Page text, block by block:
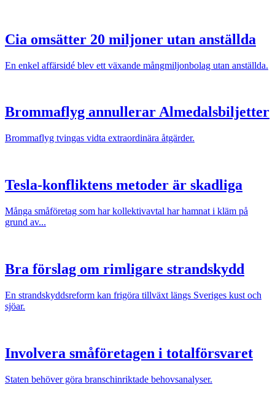
Cia omsätter 20 miljoner utan anställda
En enkel affärsidé blev ett växande mångmiljonbolag utan anställda.
Brommaflyg annullerar Almedalsbiljetter
Brommaflyg tvingas vidta extraordinära åtgärder.
Tesla-konfliktens metoder är skadliga
Många småföretag som har kollektivavtal har hamnat i kläm på
grund av...
Bra förslag om rimligare strandskydd
En strandskyddsreform kan frigöra tillväxt längs Sveriges kust och
sjöar.
Involvera småföretagen i totalförsvaret
Staten behöver göra branschinriktade behovsanalyser.